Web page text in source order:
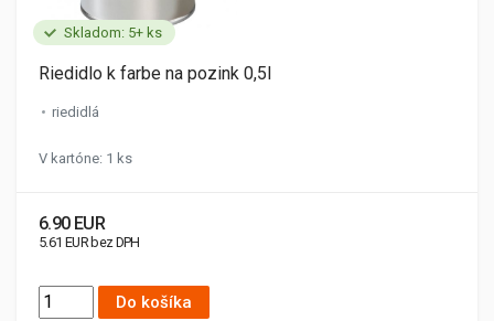
Skladom: 5+ ks
Riedidlo k farbe na pozink 0,5l
riedidlá
V kartóne: 1 ks
6.90 EUR
5.61 EUR bez DPH
Do košíka